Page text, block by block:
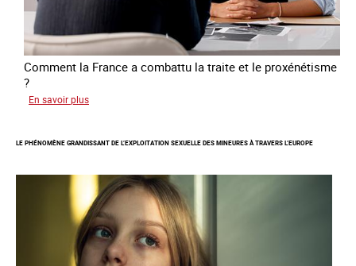
Comment la France a combattu la traite et le proxénétisme
?
En savoir plus
de
sur
l'exploitation
sexuelle
en
France
LE PHÉNOMÈNE GRANDISSANT DE L’EXPLOITATION SEXUELLE DES MINEURES À TRAVERS L’EUROPE